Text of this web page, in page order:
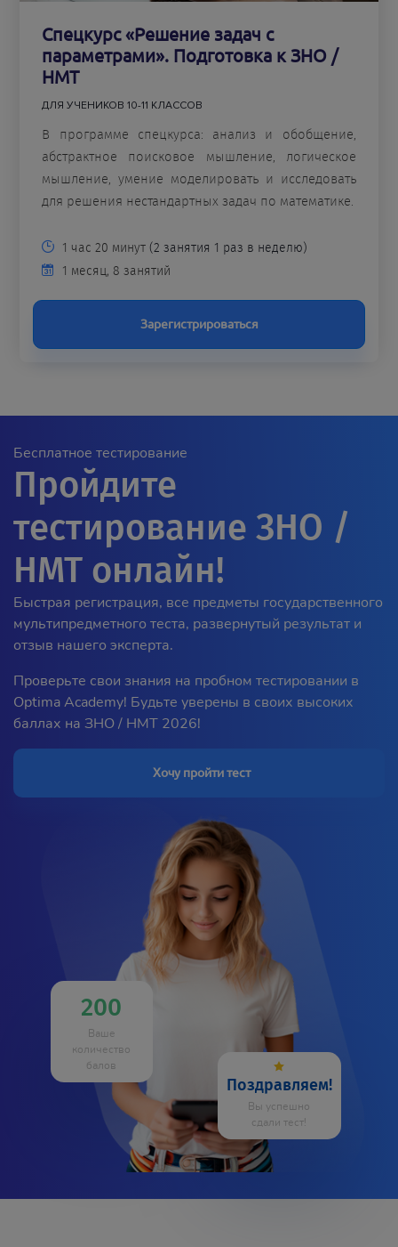
Спецкурс «Решение задач с
параметрами». Подготовка к ЗНО /
НМТ
ДЛЯ УЧЕНИКОВ 10-11 КЛАССОВ
В программе спецкурса: анализ и обобщение,
абстрактное поисковое мышление, логическое
мышление, умение моделировать и исследовать
для решения нестандартных задач по математике.
1 час 20 минут(2 занятия 1 раз в неделю)
1 месяц, 8 занятий
Зарегистрироваться
Бесплатное тестирование
Пройдите
тестирование ЗНО /
НМТ онлайн!
Быстрая регистрация, все предметы государственного
мультипредметного теста, развернутый результат и
отзыв нашего эксперта.
Проверьте свои знания на пробном тестировании в
Optima Academy! Будьте уверены в своих высоких
баллах на ЗНО / НМТ 2026!
Хочу пройти тест
200
Ваше
количество
балов
Поздравляем!
Вы успешно
сдали тест!